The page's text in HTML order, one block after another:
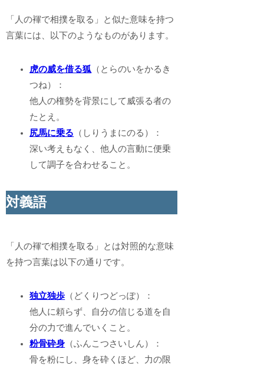
「人の褌で相撲を取る」と似た意味を持つ
言葉には、以下のようなものがあります。
虎の威を借る狐 （とらのいをかるき
つね）：
他人の権勢を背景にして威張る者の
たとえ。
尻馬に乗る （しりうまにのる）：
深い考えもなく、他人の言動に便乗
して調子を合わせること。
対義語
「人の褌で相撲を取る」とは対照的な意味
を持つ言葉は以下の通りです。
独立独歩 （どくりつどっぽ）：
他人に頼らず、自分の信じる道を自
分の力で進んでいくこと。
粉骨砕身 （ふんこつさいしん）：
骨を粉にし、身を砕くほど、力の限